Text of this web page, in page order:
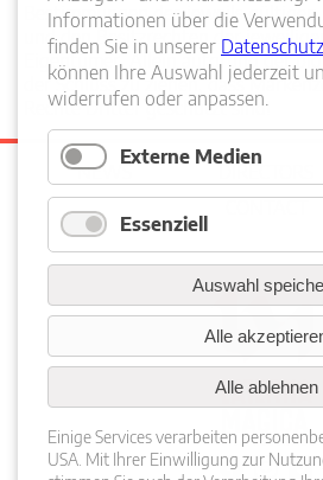
Bestimmungen des jeweils gültigen
und den Besitzrechten der
Eigentümer. Allein aufgrund der
der Schluss zu ziehen, dass
Rechte Dritter geschützt sind!
NavigationNEWS
Informationen über die
finden Sie in unserer
können Ihre Auswahl jederzeit
widerrufen oder anpassen.
Externe Medien
Essenziell
Auswahl
Alle
Alle ablehnen
Einige Services verarbeiten
USA. Mit Ihrer Einwilligung zur